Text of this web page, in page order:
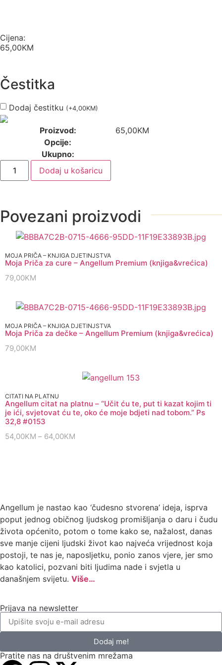
Cijena:
65,00KM
Čestitka
Dodaj čestitku (+4,00KM)
Proizvod: 65,00KM
Opcije:
Ukupno:
Dodaj u košaricu
Povezani proizvodi
MOJA PRIČA – KNJIGA DJETINJSTVA
Moja Priča za cure – Angellum Premium (knjiga&vrećica)
79,00KM
MOJA PRIČA – KNJIGA DJETINJSTVA
Moja Priča za dečke – Angellum Premium (knjiga&vrećica)
79,00KM
CITATI NA PLATNU
Angellum citat na platnu – “Učit ću te, put ti kazat kojim ti
je ići, svjetovat ću te, oko će moje bdjeti nad tobom.” Ps
32,8 #0153
54,00KM – 64,00KM
Angellum je nastao kao ‘čudesno stvorena’ ideja, isprva
poput jednog običnog ljudskog promišljanja o daru i čudu
života općenito, potom o tome kako se, nažalost, danas
sve manje cijeni ljudski život kao najveća vrijednost koja
postoji, te nas je, naposljetku, ponio zanos vjere, jer smo
kao katolici, pozvani biti ljudima nade i svjetla u
današnjem svijetu. Više…
Prijava na newsletter
Dodaj me!
Pratite nas na društvenim mrežama